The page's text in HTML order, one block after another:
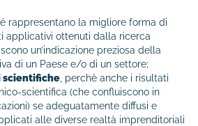
rappresentano la migliore forma di
applicativi ottenuti dalla ricerca
un’indicazione preziosa della
di un Paese e/o di un settore;
scientifiche , perchè anche i risultati
scientifica (che confluiscono in
se adeguatamente diffusi e
alle diverse realtà imprenditoriali